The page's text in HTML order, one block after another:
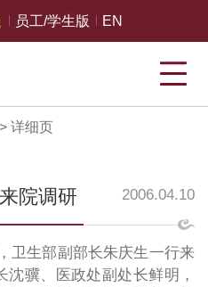
员工/学生版 EN
> 详细页
院调研 2006.04.10
卫生部副部长朱庆生一行来
骥、医政处副处长鲜明，